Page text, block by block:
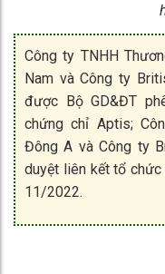
Công ty TNHH
Nam và Công ty
được Bộ GD&ĐT
chứng chỉ Aptis;
Đông A và Công ty
duyệt liên kết tổ
11/2022.